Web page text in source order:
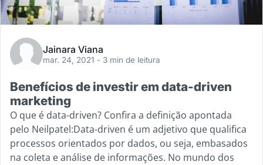
Jainara Viana
mar. 24, 2021 - 3 min de leitura
Benefícios de investir em data-driven
marketing
O que é data-driven? Confira a definição apontada
pelo Neilpatel:Data-driven é um adjetivo que qualifica
processos orientados por dados, ou seja, embasados
na coleta e análise de informações. No mundo dos